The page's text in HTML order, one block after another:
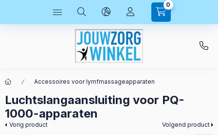
0
Accessoires voor lymfmassageapparaten
Luchtslangaansluiting voor PQ-
1000-apparaten
Vorig product Volgend product